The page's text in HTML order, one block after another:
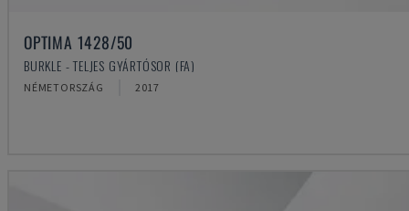
OPTIMA 1428/50
BURKLE - TELJES GYÁRTÓSOR (FA)
NÉMETORSZÁG 2017